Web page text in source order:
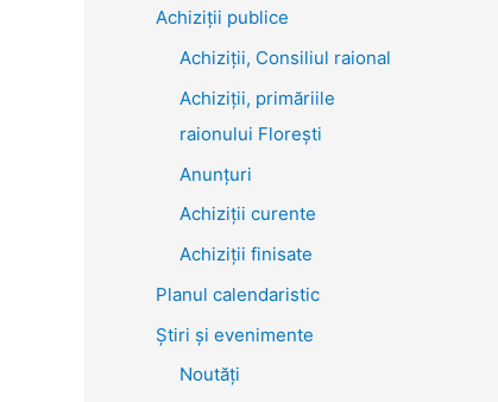
Achiziţii publice
Achiziții, Consiliul raional
Achiziții, primăriile
raionului Florești
Anunțuri
Achiziții curente
Achiziții finisate
Planul calendaristic
Știri şi evenimente
Noutăţi